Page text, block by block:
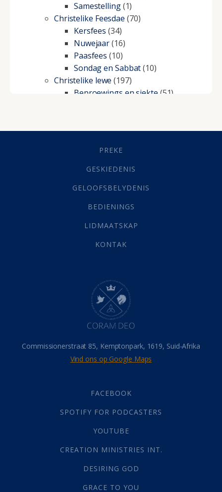
Samestelling(1)
Christelike Feesdae (70)
Kersfees (34)
Nuwejaar(16)
Paasfees (10)
Sondag en Sabbat(10)
Christelike lewe (197)
Beproewings en siekte (51)
Geestelike Groei(10)
(21)
Grys Areas(4)
Lewensdoel(3)
Selfondersoek(1)
Werk(22)
(142)
Hemel (31)
Israel (14)
Millennium(1)
Oordeelsdag(19)
Verheerlikte liggaam
Wederkoms
(27)
Gebed(87)
Die Onse Vader(12)
God(392)
Afgode(23)
Almag(1)
Alomteenwoordig
Alwetendheid (1)
PREKE
GESKIEDENIS
GELOOFSBELYDENIS
BEDIENINGS
LIDMAATSKAP
KONTAK
Commissionerstraat 85, Kemptonpark, 1619, Suid-Afrika
Vind ons op Google Maps
FACEBOOK
SPOTIFY FOR PODCASTERS
YOUTUBE
CREATION MINISTRIES INT.
DESIRING GOD
GRACE TO YOU